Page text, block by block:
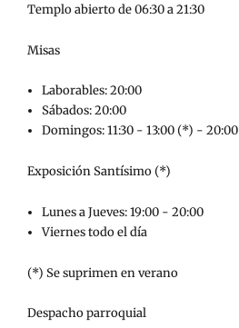
Templo abierto de 06:30 a 21:30
Misas
Laborables: 20:00
Sábados: 20:00
Domingos: 11:30 - 13:00 (*) - 20:00
Exposición Santísimo (*)
Lunes a Jueves: 19:00 - 20:00
Viernes todo el día
(*) Se suprimen en verano
Despacho parroquial